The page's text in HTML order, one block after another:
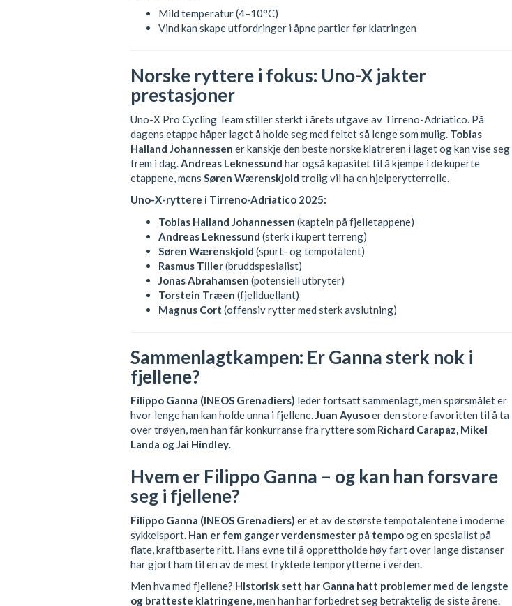
Mild temperatur (4–10°C)
Vind kan skape utfordringer i åpne partier før klatringen
Norske ryttere i fokus: Uno-X jakter
prestasjoner
Uno-X Pro Cycling Team stiller sterkt i årets utgave av Tirreno-Adriatico. På
dagens etappe håper laget å holde seg med feltet så lenge som mulig. Tobias
Halland Johannessen er kanskje den beste norske klatreren i laget og kan vise seg
frem i dag.Andreas Leknessund har også kapasitet til å kjempe i de kuperte
etappene, mens Søren Wærenskjold trolig vil ha en hjelperytterrolle.
Uno-X-ryttere i Tirreno-Adriatico 2025:
Tobias Halland Johannessen (kaptein på fjelletappene)
Andreas Leknessund (sterk i kupert terreng)
Søren Wærenskjold (spurt- og tempotalent)
Rasmus Tiller(bruddspesialist)
Jonas Abrahamsen (potensiell utbryter)
Torstein Træen (fjellduellant)
Magnus Cort (offensiv rytter med sterk avslutning)
Sammenlagtkampen: Er Ganna sterk nok i
fjellene?
Filippo Ganna (INEOS Grenadiers) leder fortsatt sammenlagt, men spørsmålet er
hvor lenge han kan holde unna i fjellene.Juan Ayusoer den store favoritten til å ta
over trøyen, men han får konkurranse fra ryttere som Richard Carapaz, Mikel
Landa og Jai Hindley.
Hvem er Filippo Ganna – og kan han forsvare
seg i fjellene?
Filippo Ganna (INEOS Grenadiers) er et av de største tempotalentene i moderne
sykkelsport. Han er fem ganger verdensmester på tempoog en spesialist på
flate, kraftbaserte ritt. Hans evne til å opprettholde høy fart over lange distanser
har gjort ham til en av de mest fryktede temporytterne i verden.
Men hva med fjellene? Historisk sett har Ganna hatt problemer med de lengste
og bratteste klatringene, men han har forbedret seg betraktelig de siste årene.